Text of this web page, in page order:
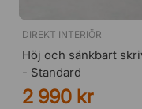
DIREKT INTERIÖR
Höj och sänkbart
- Standard
2 990 kr